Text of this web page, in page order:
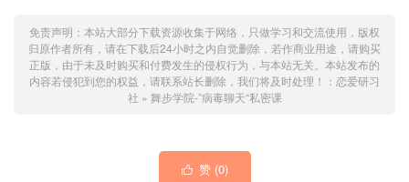
免责声明：本站大部分下载资源收集于网络，只做学习和交流使用，版权
归原作者所有，请在下载后24小时之内自觉删除，若作商业用途，请购买
正版，由于未及时购买和付费发生的侵权行为，与本站无关。本站发布的
内容若侵犯到您的权益，请联系站长删除，我们将及时处理！： 恋爱研习
社 » 舞步学院-”病毒聊天“私密课
 赞 (0)